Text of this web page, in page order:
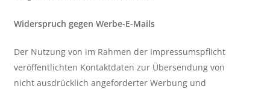
Widerspruch gegen Werbe-E-Mails
Der Nutzung von im Rahmen der Impressumspflicht
veröffentlichten Kontaktdaten zur Übersendung von
nicht ausdrücklich angeforderter Werbung und